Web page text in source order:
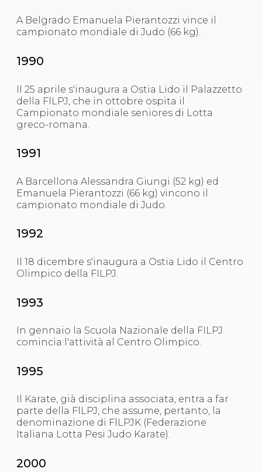
A Belgrado Emanuela Pierantozzi vince il
campionato mondiale di Judo (66 kg).
1990
Il 25 aprile s'inaugura a Ostia Lido il Palazzetto
della FlLPJ, che in ottobre ospita il
Campionato mondiale seniores di Lotta
greco-romana.
1991
A Barcellona Alessandra Giungi (52 kg) ed
Emanuela Pierantozzi (66 kg) vincono il
campionato mondiale di Judo.
1992
Il 18 dicembre s'inaugura a Ostia Lido il Centro
Olimpico della FILPJ.
1993
In gennaio la Scuola Nazionale della FILPJ
comincia l'attività al Centro Olimpico.
1995
Il Karate, già disciplina associata, entra a far
parte della FlLPJ, che assume, pertanto, la
denominazione di FlLPJK (Federazione
Italiana Lotta Pesi Judo Karate).
2000